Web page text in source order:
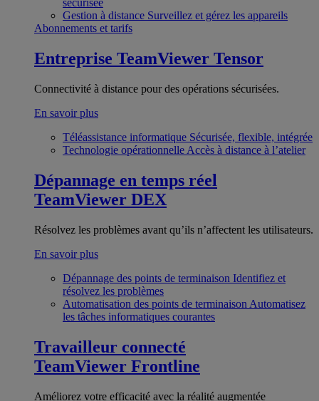
sécurisée
Gestion à distance Surveillez et gérez les appareils
Abonnements et tarifs
Entreprise TeamViewer Tensor
Connectivité à distance pour des opérations sécurisées.
En savoir plus
Téléassistance informatique Sécurisée, flexible, intégrée
Technologie opérationnelle Accès à distance à l’atelier
Dépannage en temps réel
TeamViewer DEX
Résolvez les problèmes avant qu’ils n’affectent les utilisateurs.
En savoir plus
Dépannage des points de terminaison Identifiez et
résolvez les problèmes
Automatisation des points de terminaison Automatisez
les tâches informatiques courantes
Travailleur connecté
TeamViewer Frontline
Améliorez votre efficacité avec la réalité augmentée